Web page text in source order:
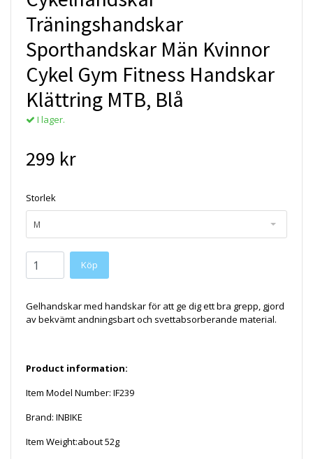
Träningshandskar
Sporthandskar Män Kvinnor
Cykel Gym Fitness Handskar
Klättring MTB, Blå
I lager.
299 kr
Storlek
M
Gelhandskar med handskar för att ge dig ett bra grepp, gjord
av bekvämt andningsbart och svettabsorberande material.
Product information:
Item Model Number: IF239
Brand: INBIKE
Item Weight:about 52g